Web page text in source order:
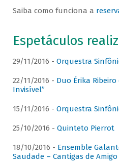
Saiba como funciona a
Espetáculos
29/11/2016 - Orquestra
22/11/2016 - Duo Érika
Invisível”
15/11/2016 - Orquestra
25/10/2016 - Quinteto Pierrot
18/10/2016 - Ensemble
Saudade – Cantigas de Amigo